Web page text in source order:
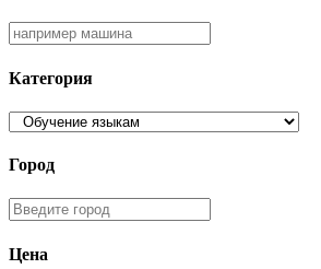
Категория
Город
Цена